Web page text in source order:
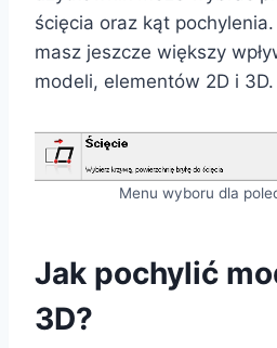
ścięcia oraz kąt
masz jeszcze większy
modeli, elementów 2D i 3D.
Menu wyboru dla
Jak pochylić
3D?